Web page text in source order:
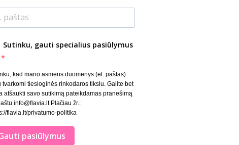
Sutinku, gauti specialius pasiūlymus
kad mano asmens duomenys (el. paštas)
tvarkomi tiesioginės rinkodaros tikslu. Galite bet
atšaukti savo sutikimą pateikdamas pranešimą
info@flavia.lt Plačiau žr.:
flavia.lt/privatumo-politika
pasiūlymus